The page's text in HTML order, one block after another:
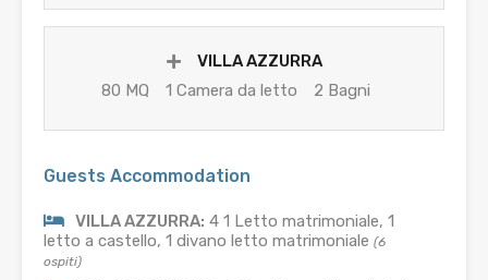
VILLA AZZURRA
80 MQ
1 Camera da letto 2 Bagni
Guests Accommodation
VILLA AZZURRA: 4 1 Letto matrimoniale, 1
letto a castello, 1 divano letto matrimoniale (6
ospiti)